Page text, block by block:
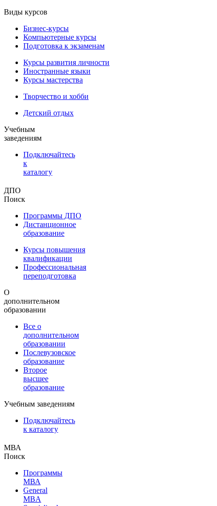
Виды курсов
Бизнес-курсы
Компьютерные курсы
Подготовка к экзаменам
Курсы развития личности
Иностранные языки
Курсы мастерства
Творчество и хобби
Детский отдых
Учебным
заведениям
Подключайтесь
к
каталогу
ДПО
Поиск
Программы ДПО
Дистанционное
образование
Курсы повышения
квалификации
Профессиональная
переподготовка
О
дополнительном
образовании
Все о
дополнительном
образовании
Послевузовское
образование
Второе
высшее
образование
Учебным заведениям
Подключайтесь
к каталогу
МВА
Поиск
Программы
МВА
General
MBA